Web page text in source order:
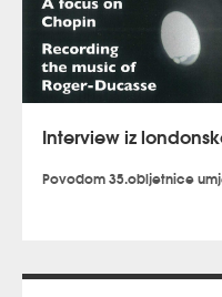
Interview iz
Povodom 35.obljetnice